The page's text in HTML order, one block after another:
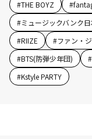
#THE BOYZ #
#ミュージックバンク
#RIIZE #ファン・
#BTS(防弾少年団) #
#Kstyle PARTY